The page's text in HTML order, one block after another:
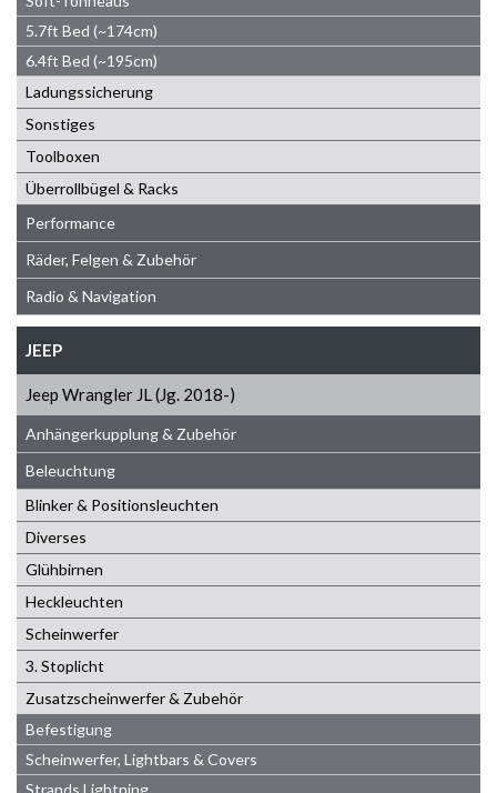
5.7ft Bed (~174cm)
6.4ft Bed (~195cm)
Ladungssicherung
Sonstiges
Toolboxen
Überrollbügel & Racks
Performance
Räder, Felgen & Zubehör
Radio & Navigation
JEEP
Jeep Wrangler JL (Jg. 2018-)
Anhängerkupplung & Zubehör
Beleuchtung
Blinker & Positionsleuchten
Diverses
Glühbirnen
Heckleuchten
Scheinwerfer
3. Stoplicht
Zusatzscheinwerfer & Zubehör
Befestigung
Scheinwerfer, Lightbars & Covers
Strands Lightning